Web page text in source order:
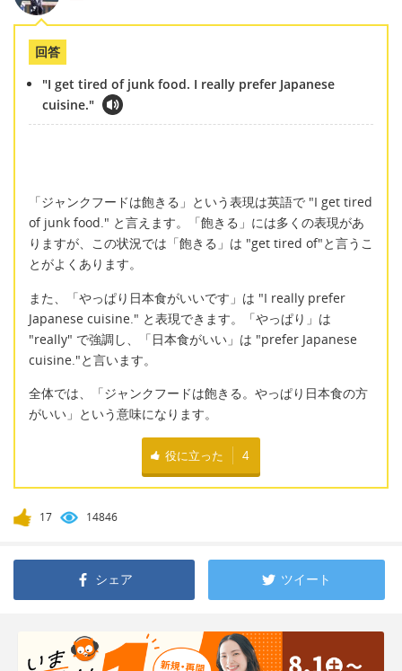
回答
"I get tired of junk food. I really prefer Japanese
cuisine."
「ジャンクフードは飽きる」という表現は英語で "I get tired
of junk food." と言えます。「飽きる」には多くの表現があ
りますが、この状況では「飽きる」は "get tired of"と言うこ
とがよくあります。
また、「やっぱり日本食がいいです」は "I really prefer
Japanese cuisine." と表現できます。「やっぱり」は
"really" で強調し、「日本食がいい」は "prefer Japanese
cuisine."と言います。
全体では、「ジャンクフードは飽きる。やっぱり日本食の方
がいい」という意味になります。
役に立った 4
17 14846
シェア ツイート